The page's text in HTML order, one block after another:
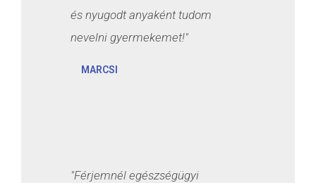
és nyugodt anyaként tudom
nevelni gyermekemet!"
MARCSI
"Férjemnél egészségügyi